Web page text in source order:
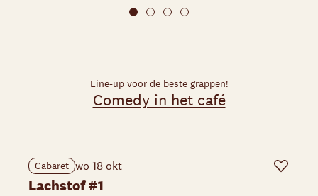
Line-up voor de beste grappen!
Comedy in het café
Cabaret wo 18 okt
Lachstof #1
Favoriet